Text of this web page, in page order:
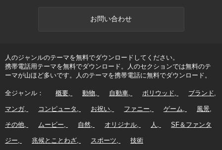
お問い合わせ
人のジャンルのテーマを無料でダウンロードしてください。
携帯電話用テーマを無料でダウンロード。人のセクションでは無料のテ
ーマが山ほど多いです。人のテーマを携帯電話に無料でダウンロード。
全ジャンル： 概要 動物 自動車 ボリウッド ブランド
マンガ コンピュータ お祝い ファニー ゲーム 風景
その他 ムービー 自然 オリジナル 人 SF＆ファンタ
ジー 兆候とことわざ スポーツ 技術